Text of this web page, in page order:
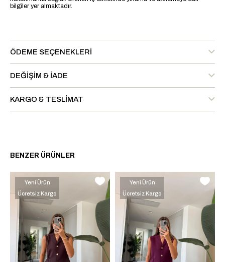
bilgiler yer almaktadır.
ÖDEME SEÇENEKLERI
DEĞIŞIM & İADE
KARGO & TESLIMAT
BENZER ÜRÜNLER
Yeni Ürün
Ücretsiz Kargo
Yeni Ürün
Ücretsiz Kargo